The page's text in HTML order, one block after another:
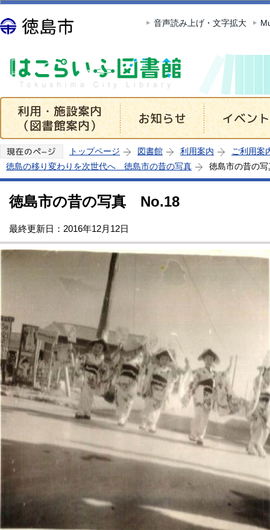
この
音声読み上げ・文字拡大
トップページ 図書館 利用案内
ご利用案
徳島の移り変わりを次世代へ 徳島市の昔の写真
徳島市の昔の
徳島市の昔の写真 No.18
最終更新日：2016年12月12日